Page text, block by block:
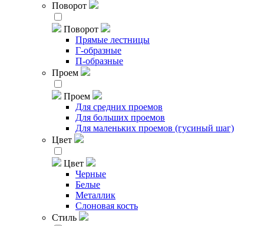
Поворот
Поворот
Прямые лестницы
Г-образные
П-образные
Проем
Проем
Для средних проемов
Для больших проемов
Для маленьких проемов (гусиный шаг)
Цвет
Цвет
Черные
Белые
Металлик
Слоновая кость
Стиль